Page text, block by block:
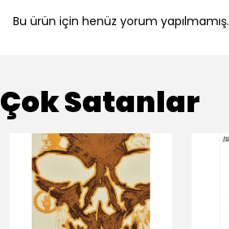
Bu ürün için henüz yorum yapılmamış.
Çok Satanlar